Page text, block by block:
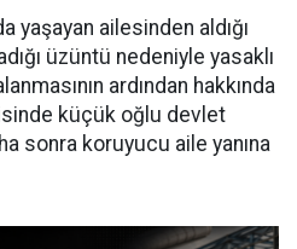
yaşayan ailesinden aldığı
üzüntü nedeniyle yasaklı
ardından hakkında
küçük oğlu devlet
sonra koruyucu aile yanına